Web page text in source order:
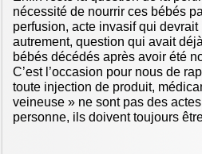
nécessité de nourrir ces bébés
perfusion, acte invasif qui
autrement, question qui avait
bébés décédés après avoir été
C’est l’occasion pour nous de
toute injection de produit,
veineuse » ne sont pas des
personne, ils doivent toujours